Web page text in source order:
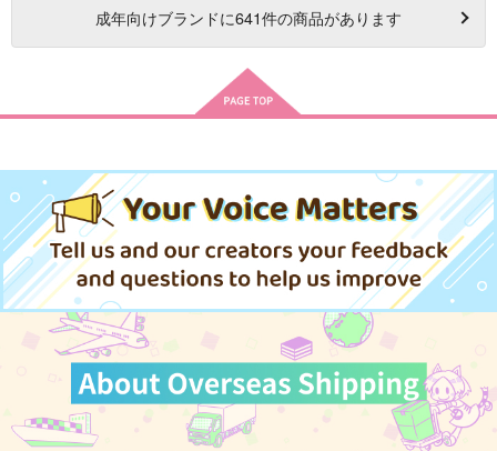
成年向けブランドに641件の商品があります